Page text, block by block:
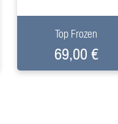
+
Top Frozen
69,00 €